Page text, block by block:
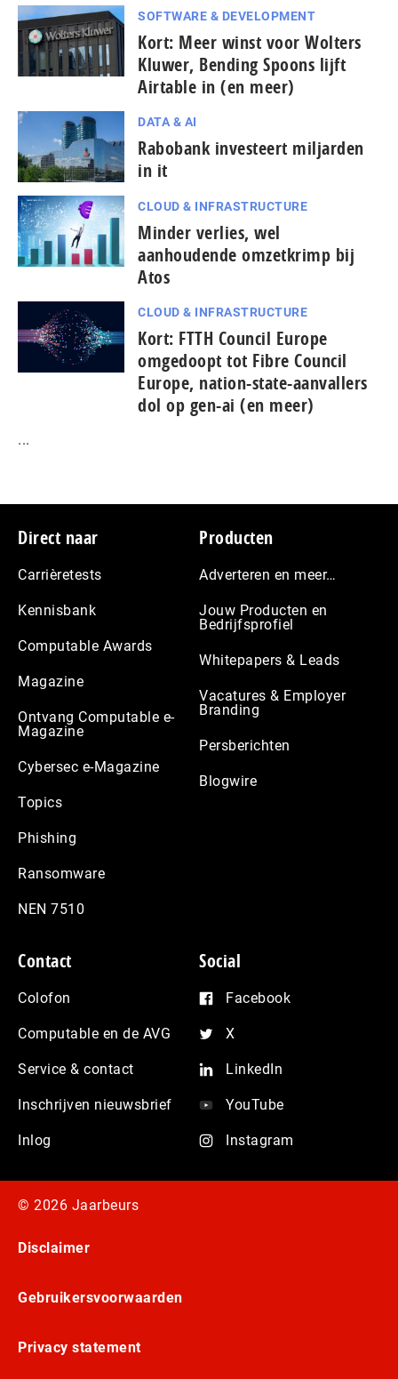
SOFTWARE & DEVELOPMENT
Kort: Meer winst voor Wolters
Kluwer, Bending Spoons lijft
Airtable in (en meer)
DATA & AI
Rabobank investeert miljarden
in it
CLOUD & INFRASTRUCTURE
Minder verlies, wel
aanhoudende omzetkrimp bij
Atos
CLOUD & INFRASTRUCTURE
Kort: FTTH Council Europe
omgedoopt tot Fibre Council
Europe, nation-state-aanvallers
dol op gen-ai (en meer)
...
Footer
Direct naar
Carrièretests
Kennisbank
Computable Awards
Magazine
Ontvang Computable e-
Magazine
Cybersec e-Magazine
Topics
Phishing
Ransomware
NEN 7510
Producten
Adverteren en meer…
Jouw Producten en
Bedrijfsprofiel
Whitepapers & Leads
Vacatures & Employer
Branding
Persberichten
Blogwire
Contact
Colofon
Computable en de AVG
Service & contact
Inschrijven nieuwsbrief
Inlog
Social
Facebook
X
LinkedIn
YouTube
Instagram
© 2026 Jaarbeurs
Disclaimer
Gebruikersvoorwaarden
Privacy statement